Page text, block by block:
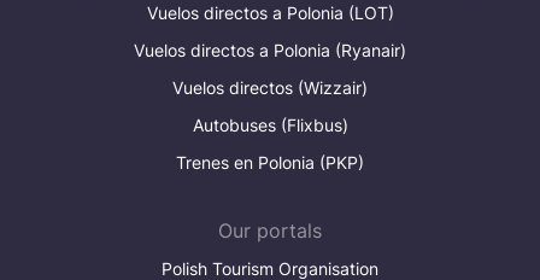
Vuelos directos a Polonia (LOT)
Vuelos directos a Polonia (Ryanair)
Vuelos directos (Wizzair)
Autobuses (Flixbus)
Trenes en Polonia (PKP)
Our portals
Polish Tourism Organisation